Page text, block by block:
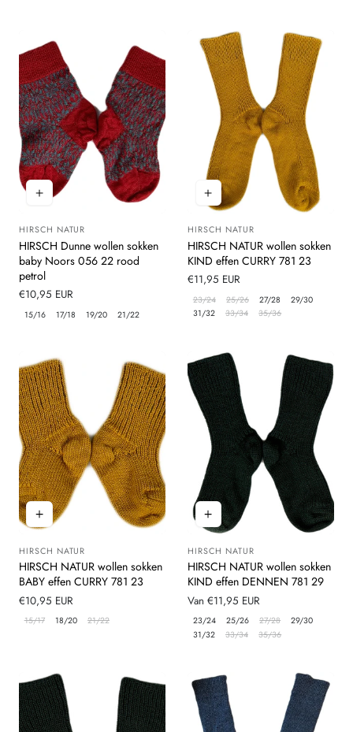
Leverancier:
HIRSCH NATUR
HIRSCH Dunne wollen sokken
baby Noors 056 22 rood
petrol
Normale
prijs
€10,95 EUR
15/16 17/18 19/20 21/22
Leverancier:
HIRSCH NATUR
HIRSCH NATUR wollen sokken
KIND effen CURRY 781 23
Normale
prijs
€11,95 EUR
23/24 25/26 27/28
29/30
31/32
33/34 35/36
Leverancier:
HIRSCH NATUR
HIRSCH NATUR wollen sokken
BABY effen CURRY 781 23
Normale
prijs
€10,95 EUR
15/17 18/20 21/22
Leverancier:
HIRSCH NATUR
HIRSCH NATUR wollen sokken
KIND effen DENNEN 781 29
Normale
prijs
Van €11,95 EUR
23/24 25/26 27/28
29/30
31/32
33/34 35/36